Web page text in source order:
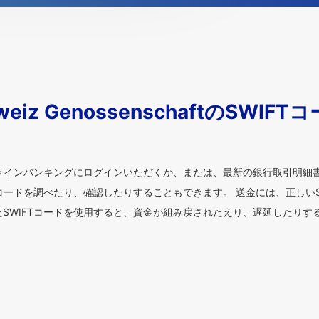
GenossenschaftのSWIFTコ
ンバンキングにログインいただくか、または、最新の銀行取引明細
ドを調べたり、確認したりすることもできます。 送金には、正し
コードを使用すると、資金が組み戻されたえり、遅延したりす